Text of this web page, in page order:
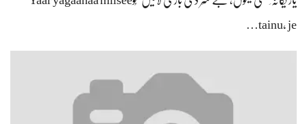
tainu, je…